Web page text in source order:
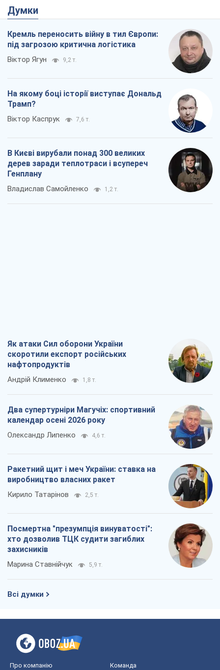
Думки
Кремль переносить війну в тил Європи:
під загрозою критична логістика
Віктор Ягун 9,2 т.
На якому боці історії виступає Дональд
Трамп?
Віктор Каспрук 7,6 т.
В Києві вирубали понад 300 великих
дерев заради теплотраси і всупереч
Генплану
Владислав Самойленко 1,2 т.
Як атаки Сил оборони України
скоротили експорт російських
нафтопродуктів
Андрій Клименко 1,8 т.
Два супертурніри Магучіх: спортивний
календар осені 2026 року
Олександр Липенко 4,6 т.
Ракетний щит і меч України: ставка на
виробництво власних ракет
Кирило Татарінов 2,5 т.
Посмертна "презумпція винуватості":
хто дозволив ТЦК судити загиблих
захисників
Марина Ставнійчук 5,9 т.
Всі думки
Про компанію Команда